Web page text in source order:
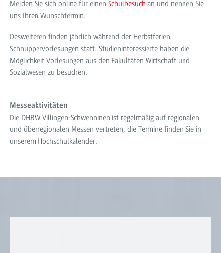
Melden Sie sich online für einenSchulbesuch an und nennen Sie
uns Ihren Wunschtermin.
Desweiteren finden jährlich während der Herbstferien
Schnuppervorlesungen statt. Studieninteressierte haben die
Möglichkeit Vorlesungen aus den Fakultäten Wirtschaft und
Sozialwesen zu besuchen.
Messeaktivitäten
Die DHBW Villingen-Schwenninen ist regelmäßig auf regionalen
und überregionalen Messen vertreten, die Termine finden Sie in
unserem Hochschulkalender.